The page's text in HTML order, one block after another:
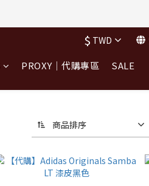
$ TWD
PROXY｜代購專區 SALE
商品排序